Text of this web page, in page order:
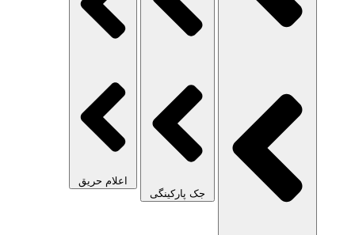
جک پارکینگی
اعلام حریق